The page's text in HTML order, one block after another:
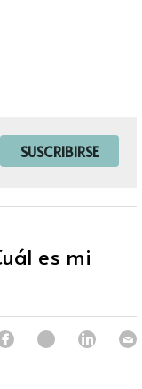
SUSCRIBIRSE
es mi